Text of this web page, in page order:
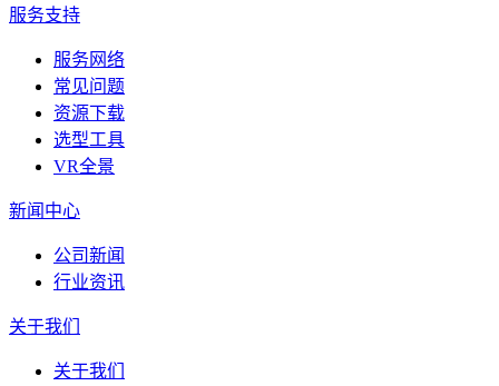
服务支持
服务网络
常见问题
资源下载
选型工具
VR全景
新闻中心
公司新闻
行业资讯
关于我们
关于我们